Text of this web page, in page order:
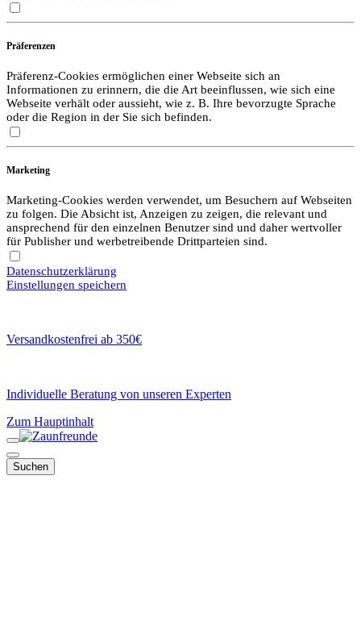
Präferenzen
Präferenz-Cookies ermöglichen einer Webseite sich an
Informationen zu erinnern, die die Art beeinflussen, wie sich eine
Webseite verhält oder aussieht, wie z. B. Ihre bevorzugte Sprache
oder die Region in der Sie sich befinden.
Marketing
Marketing-Cookies werden verwendet, um Besuchern auf Webseiten
zu folgen. Die Absicht ist, Anzeigen zu zeigen, die relevant und
ansprechend für den einzelnen Benutzer sind und daher wertvoller
für Publisher und werbetreibende Drittparteien sind.
Datenschutzerklärung
Einstellungen speichern
Versandkostenfrei ab 350€
Individuelle Beratung von unseren Experten
Zum Hauptinhalt
Suchen